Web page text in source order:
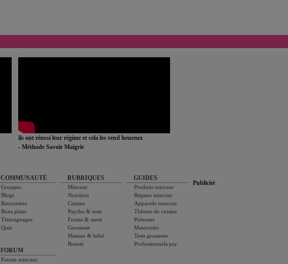
ils ont réussi leur régime et cela les rend heureux
- Méthode Savoir Maigrir
COMMUNAUTÉ
Groupes
Blogs
Rencontres
Bons plans
Témoignages
Quiz
FORUM
Forum minceur
RUBRIQUES
Minceur
Nutrition
Cuisine
Psycho & tests
Forme & santé
Grossesse
Maman & bébé
Beauté
GUIDES
Produits minceur
Régime minceur
Appareils minceur
Thèmes de cuisine
Prénoms
Maternités
Tests grossesse
Professionnels psy
Publicité